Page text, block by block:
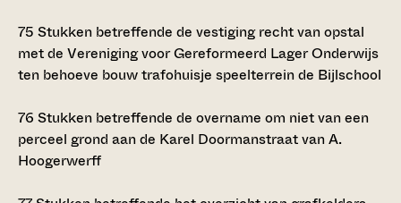
75 Stukken betreffende de vestiging recht van opstal
met de Vereniging voor Gereformeerd Lager Onderwijs
ten behoeve bouw trafohuisje speelterrein de Bijlschool
76 Stukken betreffende de overname om niet van een
perceel grond aan de Karel Doormanstraat van A.
Hoogerwerff